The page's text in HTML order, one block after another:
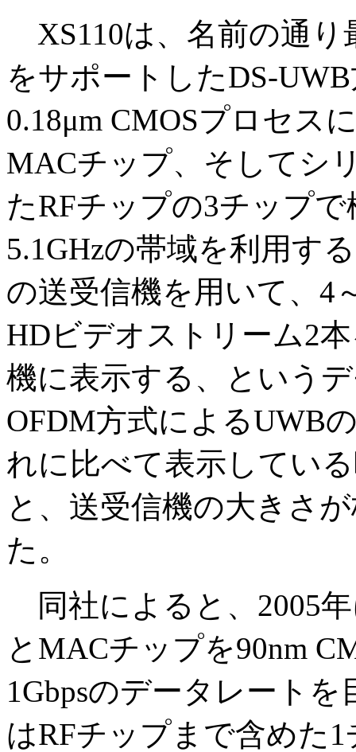
XS110は、名前の通り
をサポートしたDS-
0.18μm CMOSプロセス
MACチップ、そしてシ
たRFチップの3チップ
5.1GHzの帯域を利用す
の送受信機を用いて、4
HDビデオストリーム2
機に表示する、という
OFDM方式によるUWB
れに比べて表示してい
と、送受信機の大きさ
た。
同社によると、2005
とMACチップを90nm
1Gbpsのデータレート
はRFチップまで含めた